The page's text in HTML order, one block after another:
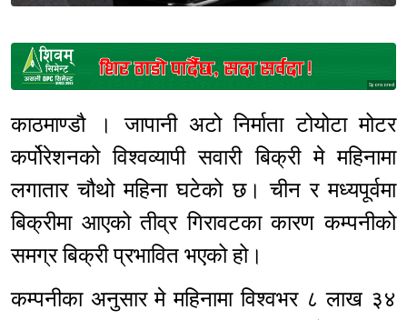
Sponsored
काठमाण्डौ । जापानी अटो निर्माता टोयोटा मोटर
कर्पोरेशनको विश्वव्यापी सवारी बिक्री मे महिनामा
लगातार चौथो महिना घटेको छ। चीन र मध्यपूर्वमा
बिक्रीमा आएको तीव्र गिरावटका कारण कम्पनीको
समग्र बिक्री प्रभावित भएको हो।
कम्पनीका अनुसार मे महिनामा विश्वभर ८ लाख ३४